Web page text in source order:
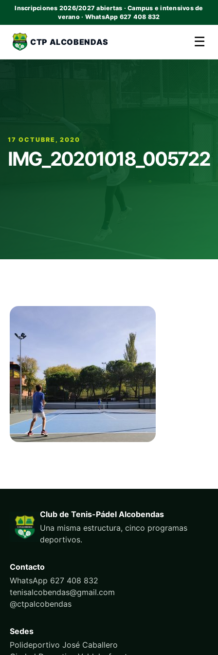
Inscripciones 2026/2027 abiertas · Campus e intensivos de
verano · WhatsApp 627 408 832
CTP ALCOBENDAS ☰
17 OCTUBRE, 2020
IMG_20201018_005722
Club de Tenis-Pádel Alcobendas
Una misma estructura, cinco programas
deportivos.
Contacto
WhatsApp 627 408 832
tenisalcobendas@gmail.com
@ctpalcobendas
Sedes
Polideportivo José Caballero